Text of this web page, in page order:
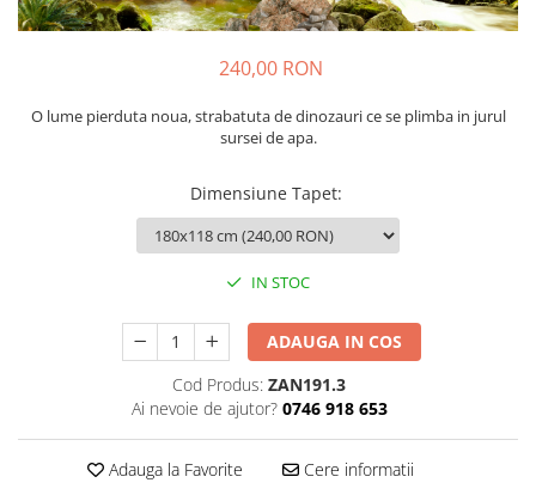
Sticker Harta Lumii
Stickere Perete Pentru Camera De
Stickere Pentru Bucatarie
Stickere pentru Scari
Stickere pentru Podea
Stickere Panou Poze
240,00 RON
O lume pierduta noua, strabatuta de dinozauri ce se plimba in jurul
sursei de apa.
Dimensiune Tapet:
IN STOC
ADAUGA IN COS
Cod Produs: ZAN191.3
Ai nevoie de ajutor? 0746 918 653
Adauga la Favorite Cere informatii